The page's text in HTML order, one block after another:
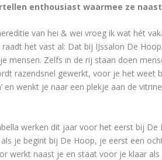
enthousiast waarmee ze
van hei & wei vroeg ik wat hét
raadt het vast al: Dat bij IJssalon De
mensen. Zelfs in de rij staan doen
razendsnel gewerkt, voor je het weet
en wenkt je naar een plekje aan de
werken dit jaar voor het eerst bij
je begint bij De Hoop, je eerst een
werkt naast je en staat voor je klaar